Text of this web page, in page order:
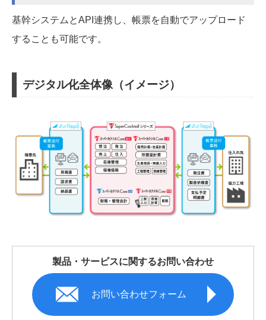
基幹システムとAPI連携し、帳票を自動でアップロード
することも可能です。
デジタル化全体像（イメージ）
製品・サービスに関するお問い合わせ
お問い合わせフォーム